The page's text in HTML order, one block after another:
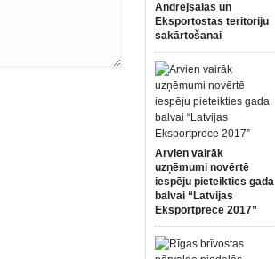
Andrejsalas un
Eksportostas teritoriju
sakārtošanai
Arvien vairāk
uzņēmumi novērtē
iespēju pieteikties gada
balvai “Latvijas
Eksportprece 2017”